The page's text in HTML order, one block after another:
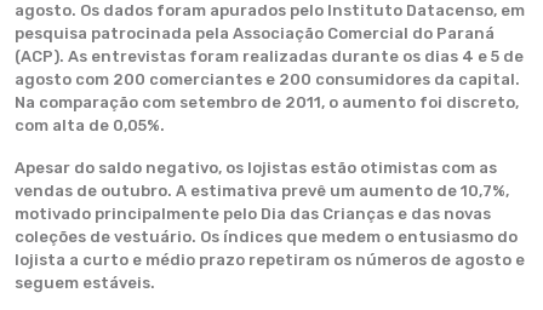
agosto. Os dados foram apurados pelo Instituto Datacenso, em
pesquisa patrocinada pela Associação Comercial do Paraná
(ACP). As entrevistas foram realizadas durante os dias 4 e 5 de
agosto com 200 comerciantes e 200 consumidores da capital.
Na comparação com setembro de 2011, o aumento foi discreto,
com alta de 0,05%.
Apesar do saldo negativo, os lojistas estão otimistas com as
vendas de outubro. A estimativa prevê um aumento de 10,7%,
motivado principalmente pelo Dia das Crianças e das novas
coleções de vestuário. Os índices que medem o entusiasmo do
lojista a curto e médio prazo repetiram os números de agosto e
seguem estáveis.